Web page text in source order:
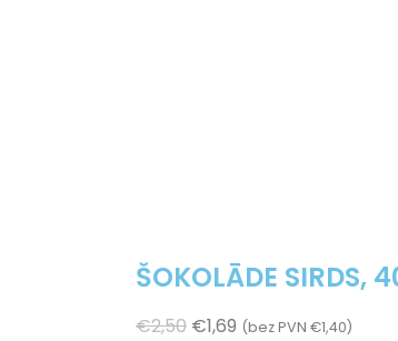
ŠOKOLĀDE SIRDS,
€2,50 €1,69 (bez PVN €1,40)